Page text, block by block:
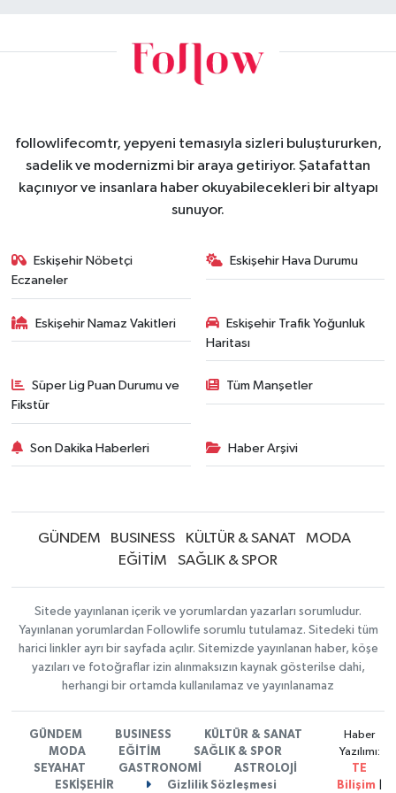
followlifecomtr, yepyeni temasıyla sizleri buluştururken,
sadelik ve modernizmi bir araya getiriyor. Şatafattan
kaçınıyor ve insanlara haber okuyabilecekleri bir altyapı
sunuyor.
Eskişehir Nöbetçi
Eczaneler
Eskişehir Hava Durumu
Eskişehir Namaz Vakitleri
Eskişehir Trafik Yoğunluk
Haritası
Süper Lig Puan Durumu ve
Fikstür
Tüm Manşetler
Son Dakika Haberleri Haber Arşivi
GÜNDEM BUSINESS KÜLTÜR & SANAT
MODA
EĞİTİM
SAĞLIK & SPOR
Sitede yayınlanan içerik ve yorumlardan yazarları sorumludur.
Yayınlanan yorumlardan Followlife sorumlu tutulamaz. Sitedeki tüm
harici linkler ayrı bir sayfada açılır. Sitemizde yayınlanan haber, köşe
yazıları ve fotoğraflar izin alınmaksızın kaynak gösterilse dahi,
herhangi bir ortamda kullanılamaz ve yayınlanamaz
GÜNDEM BUSINESS
KÜLTÜR & SANAT
MODA
EĞİTİM
SAĞLIK & SPOR
SEYAHAT
GASTRONOMİ
ASTROLOJİ
ESKİŞEHİR
Gizlilik Sözleşmesi
Haber
Yazılımı:
TE
Bilişim